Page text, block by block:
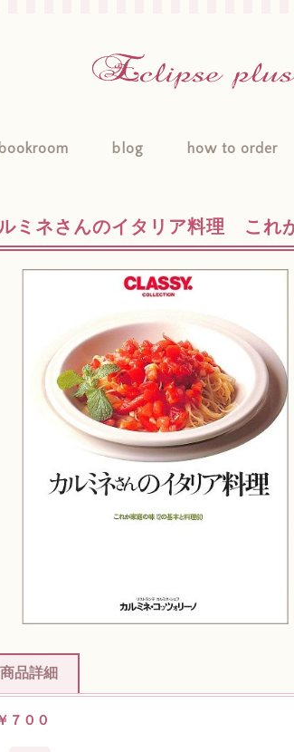
bookroom blog how to order
ミネさんのイタリア料理 これ
商品詳細
７００